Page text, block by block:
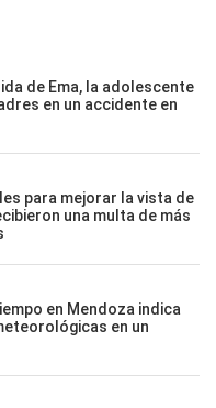
de Ema, la adolescente
en un accidente en
para mejorar la vista de
una multa de más
en Mendoza indica
en un